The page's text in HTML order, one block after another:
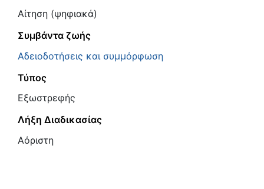
Αίτηση (ψηφιακά)
Συμβάντα ζωής
Αδειοδοτήσεις και συμμόρφωση
Τύπος
Εξωστρεφής
Λήξη Διαδικασίας
Αόριστη